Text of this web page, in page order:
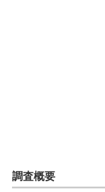
調査概要